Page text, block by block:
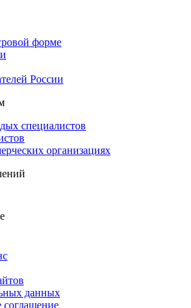
форме
России
специалистов
организациях
данных
соглашение